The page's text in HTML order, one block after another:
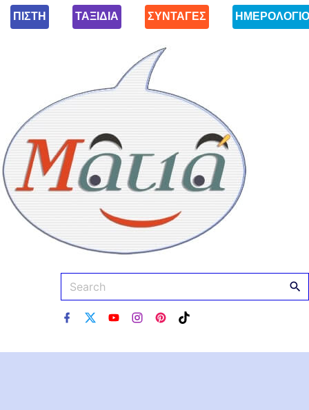
ΠΙΣΤΗ ΤΑΞΙΔΙΑ ΣΥΝΤΑΓΕΣ ΗΜΕΡΟΛΟΓΙΟ